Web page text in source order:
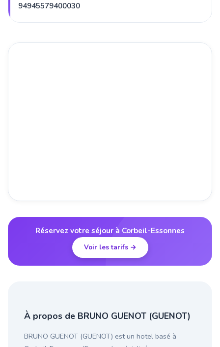
94945579400030
Réservez votre séjour à Corbeil-Essonnes
Voir les tarifs →
À propos de BRUNO GUENOT (GUENOT)
BRUNO GUENOT (GUENOT) est un hotel basé à